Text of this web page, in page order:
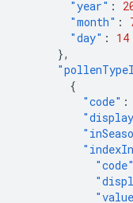
"year" :
"month" :
"day" :
14
},
{
"code" :
"code"